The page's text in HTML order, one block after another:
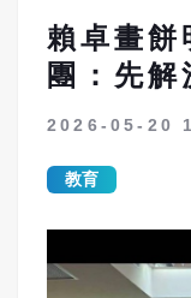
賴卓畫
團：先
2026-05-20
教育